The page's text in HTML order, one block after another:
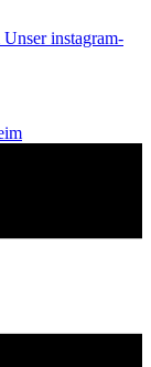
Unser instagram-